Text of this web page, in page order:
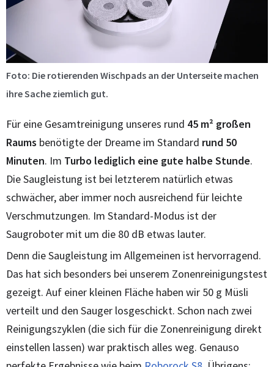
Foto: Die rotierenden Wischpads an der Unterseite machen
ihre Sache ziemlich gut.
Für eine Gesamtreinigung unseres rund 45 m² großen
Raums benötigte der Dreame im Standard rund 50
Minuten. Im Turbo lediglich eine gute halbe Stunde.
Die Saugleistung ist bei letzterem natürlich etwas
schwächer, aber immer noch ausreichend für leichte
Verschmutzungen. Im Standard-Modus ist der
Saugroboter mit um die 80 dB etwas lauter.
Denn die Saugleistung im Allgemeinen ist hervorragend.
Das hat sich besonders bei unserem Zonenreinigungstest
gezeigt. Auf einer kleinen Fläche haben wir 50 g Müsli
verteilt und den Sauger losgeschickt. Schon nach zwei
Reinigungszyklen (die sich für die Zonenreinigung direkt
einstellen lassen) war praktisch alles weg. Genauso